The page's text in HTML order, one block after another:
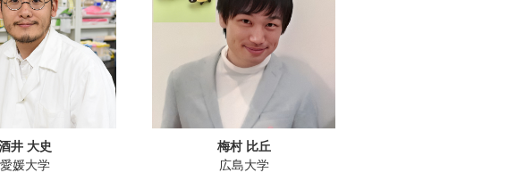
井 大史
愛媛大学
梅村 比丘
広島大学